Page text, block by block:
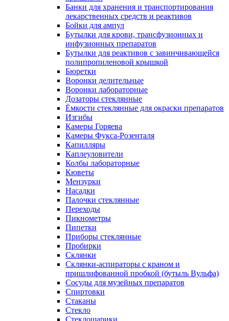
Банки для хранения и транспортирования
лекарственных средств и реактивов
Бойки для ампул
Бутылки для крови, трансфузионных и
инфузионных препаратов
Бутылки для реактивов с завинчивающейся
полипропиленовой крышкой
Бюретки
Воронки делительные
Воронки лабораторные
Дозаторы стеклянные
Ёмкости стеклянные для окраски препаратов
Изгибы
Камеры Горяева
Камеры Фукса-Розенталя
Капилляры
Каплеуловители
Колбы лабораторные
Кюветы
Мензурки
Насадки
Палочки стеклянные
Переходы
Пикнометры
Пипетки
Приборы стеклянные
Пробирки
Склянки
Склянки-аспираторы с краном и
пришлифованной пробкой (бутыль Вульфа)
Сосуды для музейных препаратов
Спиртовки
Стаканы
Стекло
Стеклошарики